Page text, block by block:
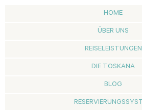
HOME
ÜBER UNS
REISELEISTUNGEN
DIE TOSKANA
BLOG